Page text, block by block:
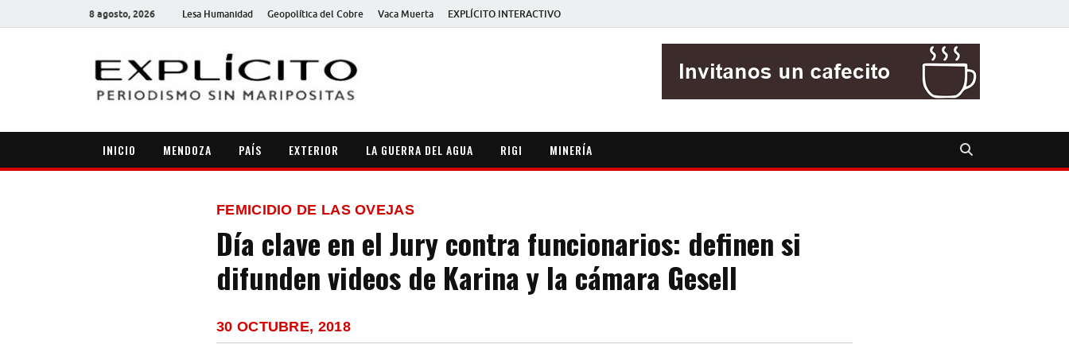
8 agosto, 2026 Lesa Humanidad Geopolítica del Cobre Vaca Muerta EXPLÍCITO INTERACTIVO
INICIO MENDOZA PAÍS EXTERIOR LA GUERRA DEL AGUA RIGI MINERÍA
FEMICIDIO DE LAS OVEJAS
Día clave en el Jury contra funcionarios: definen si
difunden videos de Karina y la cámara Gesell
30 OCTUBRE, 2018